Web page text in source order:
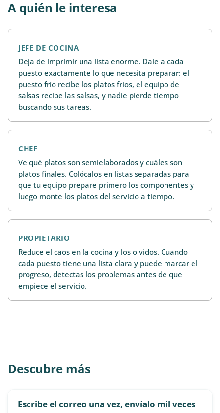
A quién le interesa
JEFE DE COCINA
Deja de imprimir una lista enorme. Dale a cada
puesto exactamente lo que necesita preparar: el
puesto frío recibe los platos fríos, el equipo de
salsas recibe las salsas, y nadie pierde tiempo
buscando sus tareas.
CHEF
Ve qué platos son semielaborados y cuáles son
platos finales. Colócalos en listas separadas para
que tu equipo prepare primero los componentes y
luego monte los platos del servicio a tiempo.
PROPIETARIO
Reduce el caos en la cocina y los olvidos. Cuando
cada puesto tiene una lista clara y puede marcar el
progreso, detectas los problemas antes de que
empiece el servicio.
Descubre más
Escribe el correo una vez, envíalo mil veces